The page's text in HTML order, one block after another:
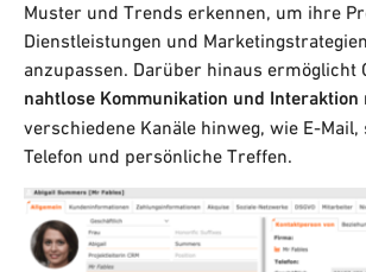
Muster und Trends erkennen, um ihre
Dienstleistungen und
anzupassen. Darüber hinaus ermöglicht
nahtlose Kommunikation und Interaktion
verschiedene Kanäle hinweg, wie E-Mail,
Telefon und persönliche Treffen.